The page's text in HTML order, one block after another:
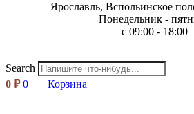
Ярославль, Вспольинское
Понедельник -
с 09:00 - 18:00
Search
0 ₽ 0 Корзина